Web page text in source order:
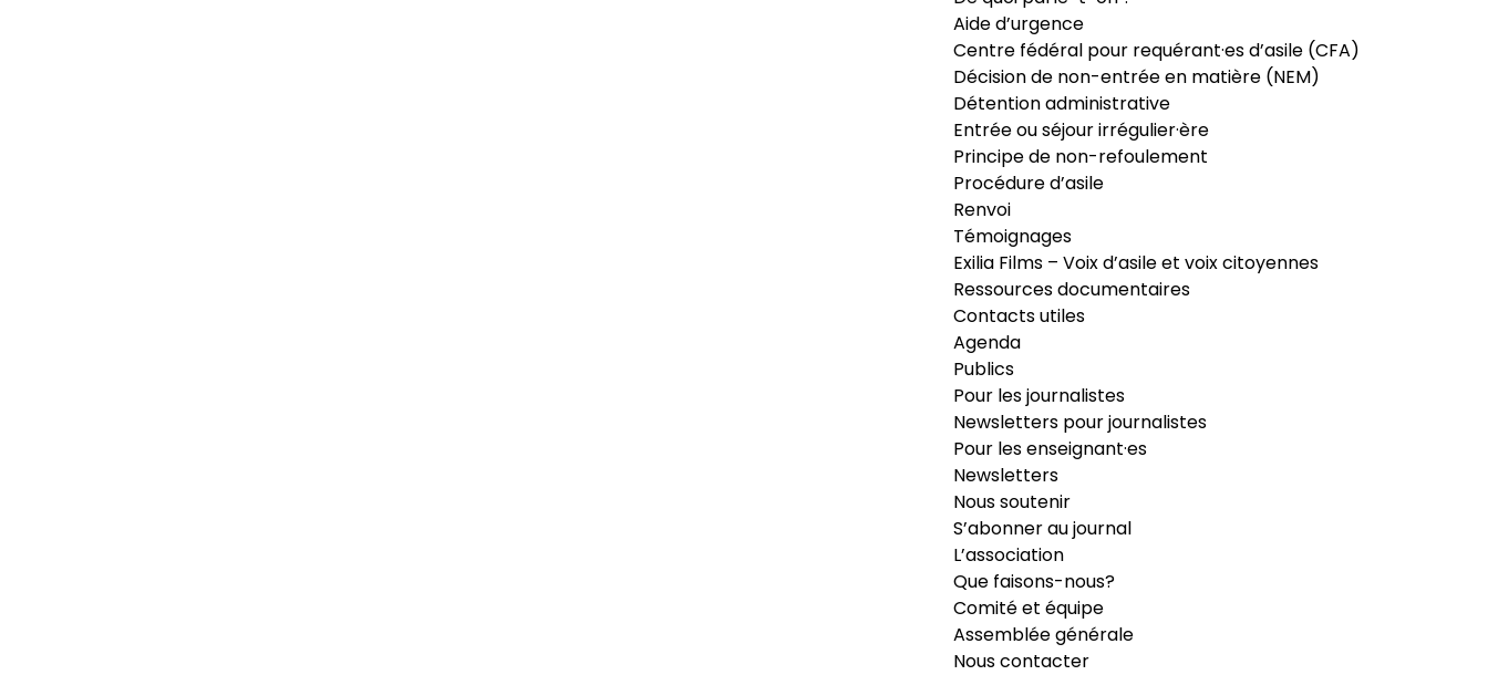
Aide d’urgence
Centre fédéral pour requérant·es d’asile (CFA)
Décision de non-entrée en matière (NEM)
Détention administrative
Entrée ou séjour irrégulier·ère
Principe de non-refoulement
Procédure d’asile
Renvoi
Témoignages
Exilia Films – Voix d’asile et voix citoyennes
Ressources documentaires
Contacts utiles
Agenda
Publics
Pour les journalistes
Newsletters pour journalistes
Pour les enseignant·es
Newsletters
Nous soutenir
S’abonner au journal
L’association
Que faisons-nous?
Comité et équipe
Assemblée générale
Nous contacter